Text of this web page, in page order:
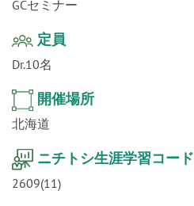
GCセミナー
定員
Dr.10名
開催場所
北海道
ニチトシ生涯学習コード
2609(11)